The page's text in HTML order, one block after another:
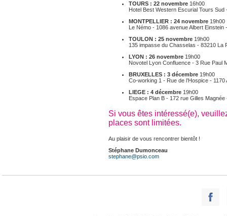
TOURS : 22 novembre 16h00
Hotel Best Western Escurial Tours
MONTPELLIER : 24 novembre 19h00
Le Némo - 1086 avenue Albert Einstein
TOULON : 25 novembre 19h00
135 impasse du Chasselas - 83210 La
LYON : 26 novembre 19h00
Novotel Lyon Confluence - 3 Rue Paul
BRUXELLES : 3 décembre 19h00
Co-working 1 - Rue de l’Hospice - 1170
LIEGE : 4 décembre 19h00
Espace Plan B - 172 rue Gilles Magnée
Si vous êtes intéressé(e),
places sont limitées.
Au plaisir de vous rencontrer bientôt !
Stéphane Dumonceau
stephane@psio.com